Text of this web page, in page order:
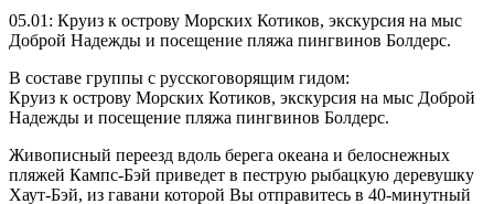
05.01: Круиз к острову Морских Котиков, экскурсия на мыс
Доброй Надежды и посещение пляжа пингвинов Болдерс.
В составе группы с русскоговорящим гидом:
Круиз к острову Морских Котиков, экскурсия на мыс Доброй
Надежды и посещение пляжа пингвинов Болдерс.
Живописный переезд вдоль берега океана и белоснежных
пляжей Кампс-Бэй приведет в пеструю рыбацкую деревушку
Хаут-Бэй, из гавани которой Вы отправитесь в 40-минутный